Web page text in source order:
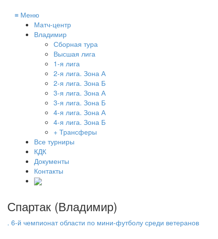
≡ Меню
Матч-центр
Владимир
Сборная тура
Высшая лига
1-я лига
2-я лига. Зона А
2-я лига. Зона Б
3-я лига. Зона А
3-я лига. Зона Б
4-я лига. Зона А
4-я лига. Зона Б
+ Трансферы
Все турниры
КДК
Документы
Контакты
Спартак (Владимир)
. 6-й чемпионат области по мини-футболу среди ветеранов